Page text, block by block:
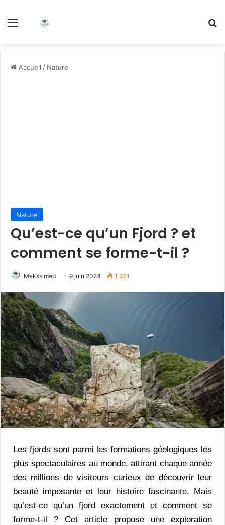
Accueil / Nature
Nature
Qu’est-ce qu’un Fjord ? et
comment se forme-t-il ?
Mekssimed 9 juin 2024 1 351
Les fjords sont parmi les formations géologiques les
plus spectaculaires au monde, attirant chaque année
des millions de visiteurs curieux de découvrir leur
beauté imposante et leur histoire fascinante. Mais
qu’est-ce qu’un fjord exactement et comment se
forme-t-il ? Cet article propose une exploration